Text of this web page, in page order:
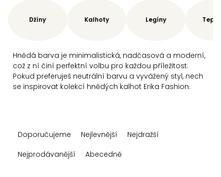
Hnědá barva je minimalistická, nadčasová a moderní,
což z ní činí perfektní volbu pro každou příležitost.
Pokud preferuješ neutrální barvu a vyvážený styl, nech
se inspirovat kolekcí hnědých kalhot Erika Fashion.
Džíny Kalhoty Legíny
aDoporučujeme Nejlevnější
Nejdražší
Nejprodávanější
Abecedně